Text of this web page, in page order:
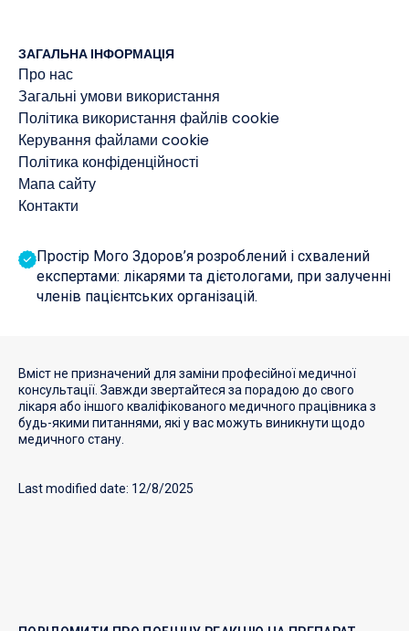
ЗАГАЛЬНА ІНФОРМАЦІЯ
Про нас
Загальні умови використання
Політика використання файлів cookie
Керування файлами cookie
Політика конфіденційності
Мапа сайту
Контакти
Простір Мого Здоров’я розроблений і схвалений
експертами: лікарями та дієтологами, при залученні
членів пацієнтських організацій.
Вміст не призначений для заміни професійної медичної
консультації. Завжди звертайтеся за порадою до свого
лікаря або іншого кваліфікованого медичного працівника з
будь-якими питаннями, які у вас можуть виникнути щодо
медичного стану.
Last modified date: 12/8/2025